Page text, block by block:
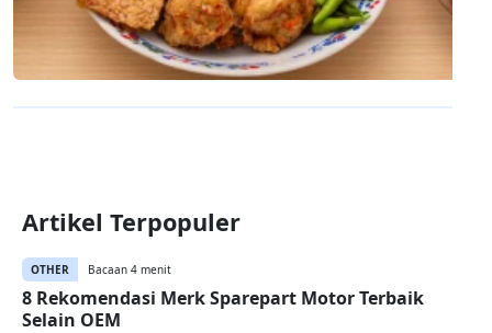
Artikel Terpopuler
OTHER Bacaan 4 menit
8 Rekomendasi Merk Sparepart Motor Terbaik
Selain OEM